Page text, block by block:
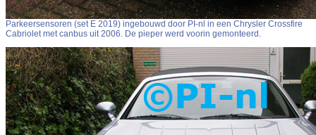
Parkeersensoren (set E 2019) ingebouwd door PI-nl in een Chrysler Crossfire
Cabriolet met canbus uit 2006. De pieper werd voorin gemonteerd.